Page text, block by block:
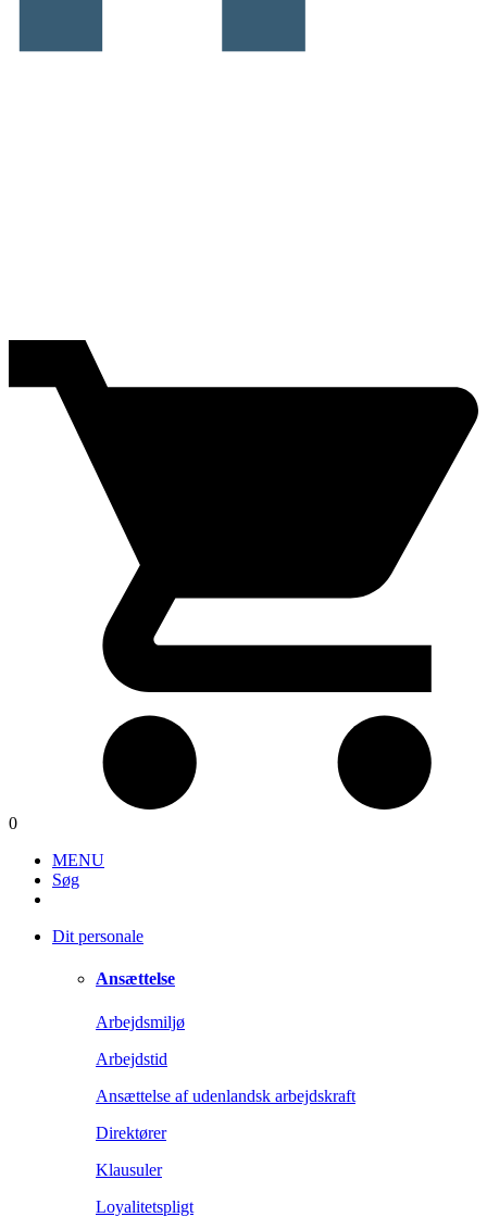
0
MENU
Søg
Dit personale
Ansættelse
Arbejdsmiljø
Arbejdstid
Ansættelse af udenlandsk arbejdskraft
Direktører
Klausuler
Loyalitetspligt